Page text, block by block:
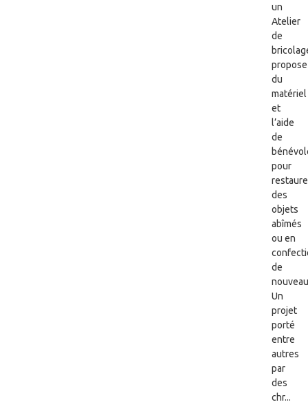
un
Atelier
de
propose
du
matériel
et
l’aide
de
pour
des
objets
abîmés
ou en
de
Un
projet
porté
entre
autres
par
des
chr...